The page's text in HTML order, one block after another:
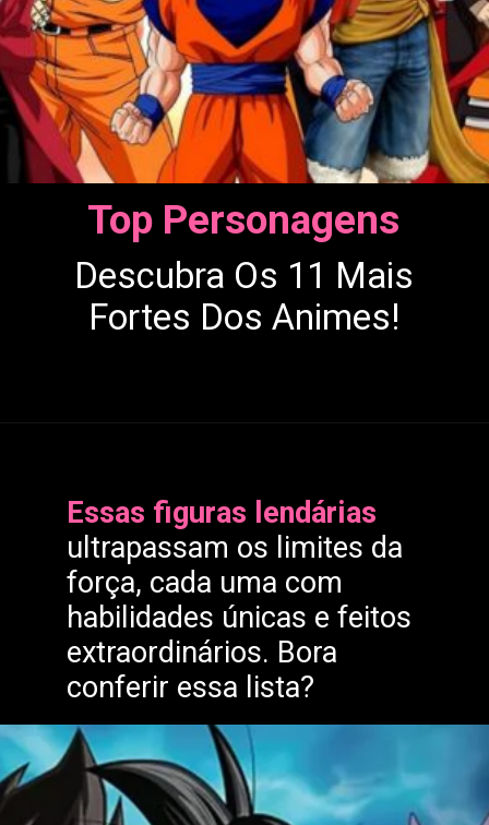
Top Personagens
Descubra Os 11 Mais
Fortes Dos Animes!
Essas figuras lendárias
ultrapassam os limites da
força, cada uma com
habilidades únicas e feitos
extraordinários. Bora
conferir essa lista?